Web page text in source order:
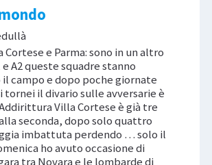
Cortese e Parma: sono in un altro
A2 queste squadre stanno
campo e dopo poche giornate
tornei il divario sulle avversarie è
Villa Cortese è già tre
seconda, dopo solo quattro
imbattuta perdendo … solo il
ho avuto occasione di
tra Novara e le lombarde di